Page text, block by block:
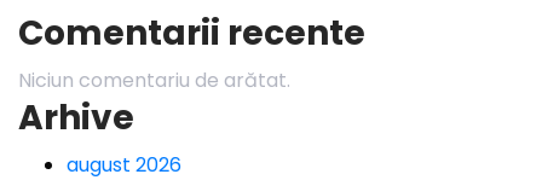
Comentarii recente
Niciun comentariu de arătat.
Arhive
august 2026